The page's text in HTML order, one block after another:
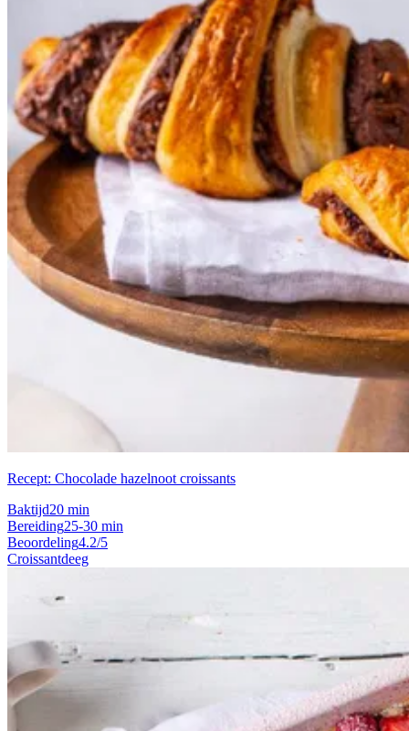
Recept: Chocolade hazelnoot croissants
Baktijd20 min
Bereiding25-30 min
Beoordeling4.2/5
Croissantdeeg